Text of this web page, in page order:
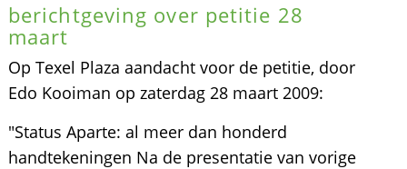
berichtgeving over petitie 28
maart
Op Texel Plaza aandacht voor de petitie, door
Edo Kooiman op zaterdag 28 maart 2009:
"Status Aparte: al meer dan honderd
handtekeningen Na de presentatie van vorige